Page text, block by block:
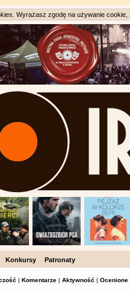
Wyrażasz zgodę na używanie
Konkursy Patronaty
| Komentarze | Aktywność | Ocenione